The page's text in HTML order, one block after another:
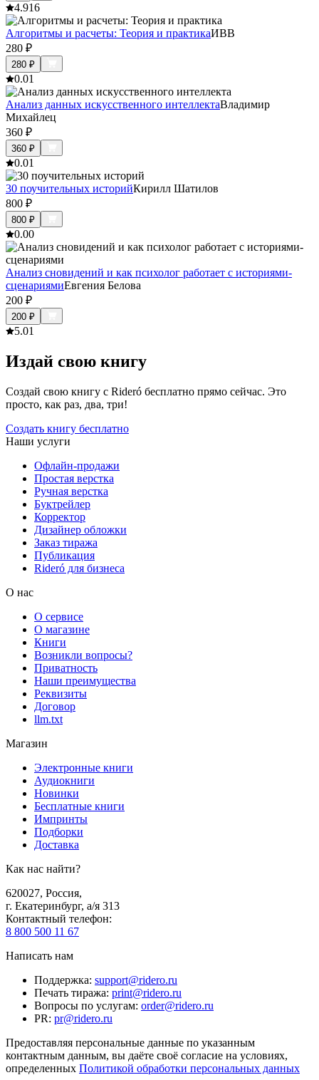
4.916
Алгоритмы и расчеты: Теория и практикаИВВ
280 ₽
280 ₽
0.01
Анализ данных искусственного интеллектаВладимир
Михайлец
360 ₽
360 ₽
0.01
30 поучительных историйКирилл Шатилов
800 ₽
800 ₽
0.00
Анализ сновидений и как психолог работает с историями-
сценариямиЕвгения Белова
200 ₽
200 ₽
5.01
Издай свою книгу
Создай свою книгу с Rideró бесплатно прямо сейчас. Это
просто, как раз, два, три!
Создать книгу бесплатно
Наши услуги
Офлайн-продажи
Простая верстка
Ручная верстка
Буктрейлер
Корректор
Дизайнер обложки
Заказ тиража
Публикация
Rideró для бизнеса
О нас
О сервисе
О магазине
Книги
Возникли вопросы?
Приватность
Наши преимущества
Реквизиты
Договор
llm.txt
Магазин
Электронные книги
Аудиокниги
Новинки
Бесплатные книги
Импринты
Подборки
Доставка
Как нас найти?
620027, Россия,
г. Екатеринбург, а/я 313
Контактный телефон:
8 800 500 11 67
Написать нам
Поддержка: support@ridero.ru
Печать тиража: print@ridero.ru
Вопросы по услугам: order@ridero.ru
PR: pr@ridero.ru
Предоставляя персональные данные по указанным
контактным данным, вы даёте своё согласие на условиях,
определенных Политикой обработки персональных данных